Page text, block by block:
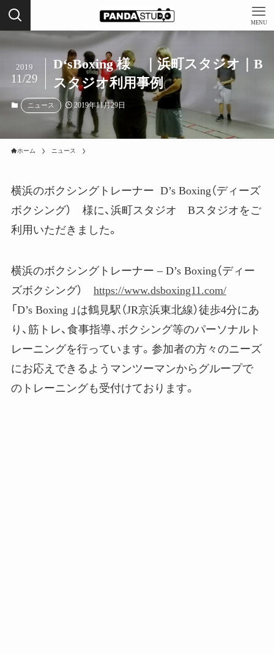
MENU
D‘sBoxing 様 ｜浜町スタジオ｜B
スタジオ利用事例
2019
11/29
ニュース 2019年11月29日
ホーム ニュース
横浜のボクシングトレーナー D’s Boxing（ディーズ
ボクシング） 様に、浜町スタジオ Bスタジオをご
利用いただきました。
横浜のボクシングトレーナー – D’s Boxing（ディー
ズボクシング） https://www.dsboxing11.com/
「D’s Boxing 」は鶴見駅（JR京浜東北線）徒歩4分にあ
り、筋トレ、食事指導、ボクシング等のパーソナルト
レーニングを行っています。参加者の方々のニーズ
にお応えできるようマンツーマンからグループで
のトレーニングも受付けております。